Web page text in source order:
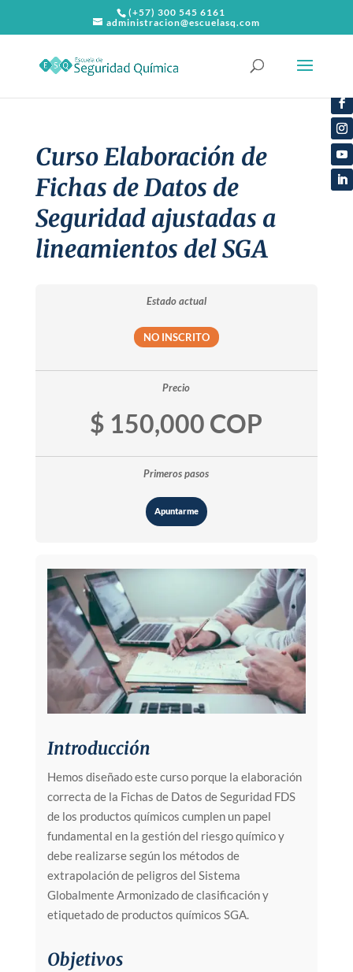
(+57) 300 545 6161
administracion@escuelasq.com
Curso Elaboración de
Fichas de Datos de
Seguridad ajustadas a
lineamientos del SGA
Estado actual
NO INSCRITO
Precio
$ 150,000 COP
Primeros pasos
Apuntarme
Introducción
Hemos diseñado este curso porque la elaboración
correcta de la Fichas de Datos de Seguridad FDS
de los productos químicos cumplen un papel
fundamental en la gestión del riesgo químico y
debe realizarse según los métodos de
extrapolación de peligros del Sistema
Globalmente Armonizado de clasificación y
etiquetado de productos químicos SGA.
Objetivos